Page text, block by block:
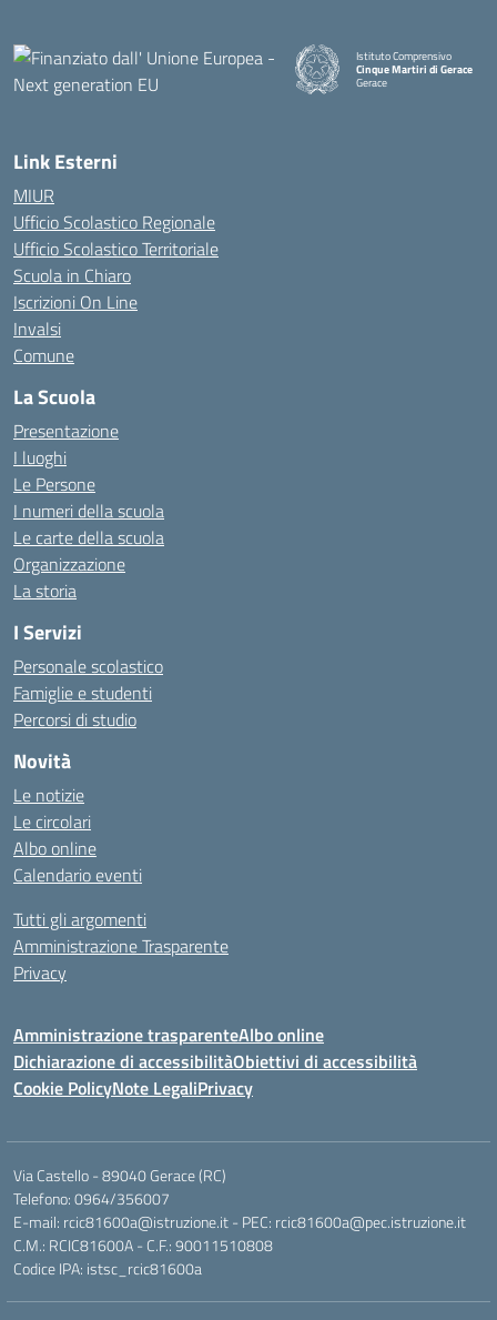
Istituto Comprensivo
Cinque Martiri di Gerace
Gerace
Link Esterni
MIUR
Ufficio Scolastico Regionale
Ufficio Scolastico Territoriale
Scuola in Chiaro
Iscrizioni On Line
Invalsi
Comune
La Scuola
Presentazione
I luoghi
Le Persone
I numeri della scuola
Le carte della scuola
Organizzazione
La storia
I Servizi
Personale scolastico
Famiglie e studenti
Percorsi di studio
Novità
Le notizie
Le circolari
Albo online
Calendario eventi
Tutti gli argomenti
Amministrazione Trasparente
Privacy
Amministrazione trasparenteAlbo online
Dichiarazione di accessibilitàObiettivi di accessibilità
Cookie PolicyNote LegaliPrivacy
Via Castello - 89040 Gerace (RC)
Telefono: 0964/356007
E-mail: rcic81600a@istruzione.it - PEC: rcic81600a@pec.istruzione.it
C.M.: RCIC81600A - C.F.: 90011510808
Codice IPA: istsc_rcic81600a